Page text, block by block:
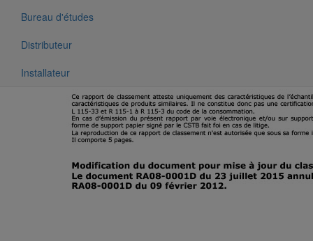
Bureau d'études
Distributeur
Installateur